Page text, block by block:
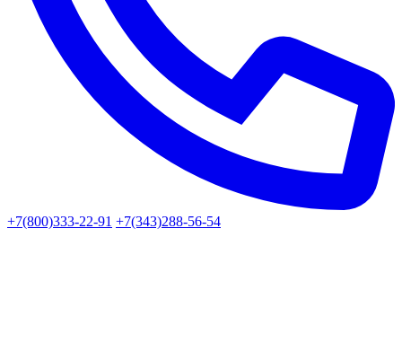
+7(800)333-22-91 +7(343)288-56-54